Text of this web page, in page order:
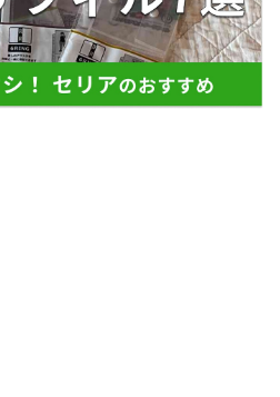
トオークションやフリマアプリが
者とは違う視点でユーザーとして